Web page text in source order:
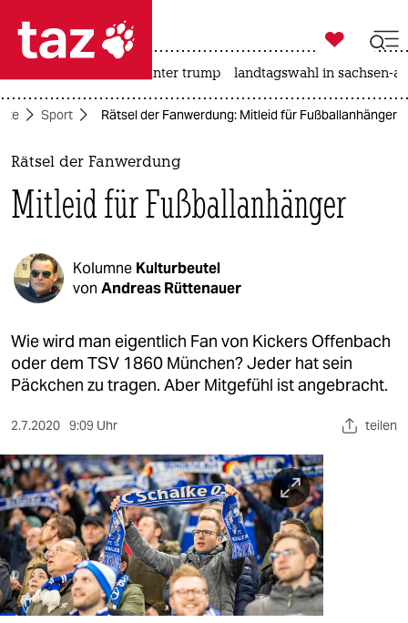
 taz zahl ich
taz zahl ich
themen
politik
öko
gesellschaft
kultur
sport
nord
wahrheit
verlag
verlag
veranstaltungen

taz zahl ich
usa unter trump landtagswahl in sachsen-
Sport Rätsel der Fanwerdung: Mitleid für Fußballanhänger
Rätsel der Fanwerdung
Mitleid für Fußballanhänger
Kolumne Kulturbeutel
von Andreas Rüttenauer
Wie wird man eigentlich Fan von Kickers Offenbach
oder dem TSV 1860 München? Jeder hat sein
Päckchen zu tragen. Aber Mitgefühl ist angebracht.
2.7.2020 9:09 Uhr teilen